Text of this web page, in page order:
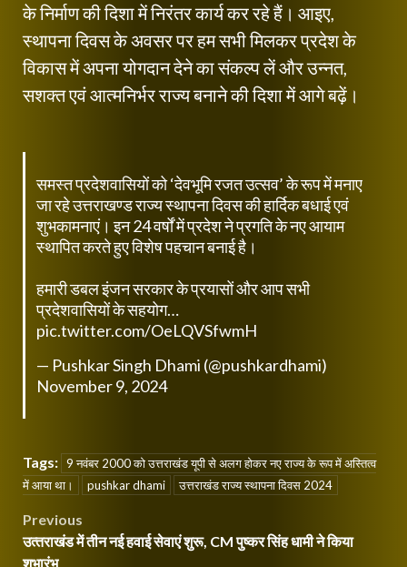
के निर्माण की दिशा में निरंतर कार्य कर रहे हैं। आइए,
स्थापना दिवस के अवसर पर हम सभी मिलकर प्रदेश के
विकास में अपना योगदान देने का संकल्प लें और उन्नत,
सशक्त एवं आत्मनिर्भर राज्य बनाने की दिशा में आगे बढ़ें।
समस्त प्रदेशवासियों को ‘देवभूमि रजत उत्सव’ के रूप में मनाए
जा रहे उत्तराखण्ड राज्य स्थापना दिवस की हार्दिक बधाई एवं
शुभकामनाएं। इन 24 वर्षों में प्रदेश ने प्रगति के नए आयाम
स्थापित करते हुए विशेष पहचान बनाई है।
हमारी डबल इंजन सरकार के प्रयासों और आप सभी
प्रदेशवासियों के सहयोग…
pic.twitter.com/OeLQVSfwmH
— Pushkar Singh Dhami (@pushkardhami)
November 9, 2024
Tags: 9 नवंबर 2000 को उत्तराखंड यूपी से अलग होकर नए राज्य के रूप में अस्तित्व
में आया था।
pushkar dhami उत्तराखंड राज्य स्थापना दिवस 2024
Post
Previous
उत्‍तराखंड में तीन नई हवाई सेवाएं शुरू, CM पुष्कर सिंह धामी ने किया
शुभारंभ